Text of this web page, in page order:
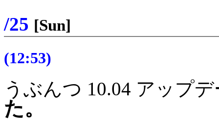
/25 [Sun]
(12:53)
うぶんつ 10.04 アップ
た。